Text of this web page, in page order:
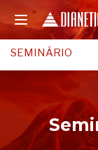
SEMINÁRIO